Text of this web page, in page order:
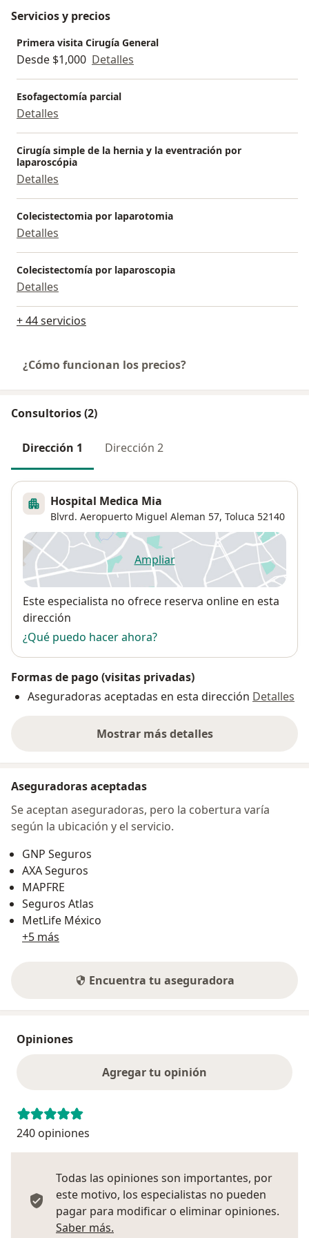
- Instructor del Curso Avanzado de apoyo vital al
paciente politraumatizado (ATLS)
- Profesor Adjunto del Posgrado de Cirugía General
del Hospital Regional ISSEMYM Tlalnepantla.
- Director del Programa de Cirugía Bariatrica del
Centro Médico Adolfo López Mateos ISEM, Toluca
Estado de México
Estado de México 2020-2022
Servicios y precios
Primera visita Cirugía General
Desde $1,000 Detalles
Esofagectomía parcial
Detalles
Cirugía simple de la hernia y la eventración por
laparoscópia
Detalles
Colecistectomia por laparotomia
Detalles
Colecistectomía por laparoscopia
Detalles
+ 44 servicios
¿Cómo funcionan los precios?
Consultorios (2)
Dirección 1 Dirección 2
Hospital Medica Mia
Blvrd. Aeropuerto Miguel Aleman 57, Toluca 52140
Ampliarse abre en una nueva
Disponibilidad
Este especialista no ofrece reserva online en esta
dirección
¿Qué puedo hacer ahora?
Formas de pago (visitas privadas)
Aseguradoras aceptadas en esta dirección Detalles
Mostrar más detalles
sobre la dirección
Aseguradoras aceptadas
Se aceptan aseguradoras, pero la cobertura varía
según la ubicación y el servicio.
GNP Seguros
AXA Seguros
MAPFRE
Seguros Atlas
MetLife México
+5 más
Encuentra tu aseguradora
Opiniones
Agregar tu opinión
240 opiniones
Todas las opiniones son importantes, por
este motivo, los especialistas no pueden
pagar para modificar o eliminar opiniones.
Saber más.